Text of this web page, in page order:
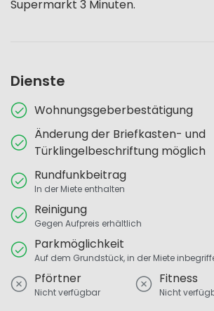
Supermarkt 3 Minuten.
Dienste
Wohnungsgeberbestätigung
Änderung der Briefkasten- und
Türklingelbeschriftung möglich
Rundfunkbeitrag
In der Miete enthalten
Reinigung
Gegen Aufpreis erhältlich
Parkmöglichkeit
Auf dem Grundstück, in der Miete
Pförtner
Nicht verfügbar
Fitness
Nicht